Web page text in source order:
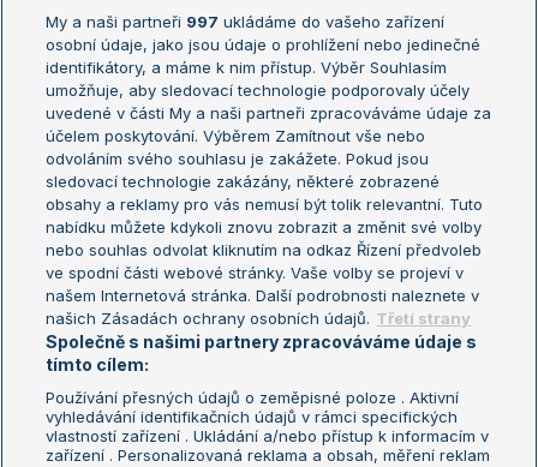
Žebříček ATP (muži)
Žebříček WTA (ženy)
Sázkařský žebříček
Australian Open
French Open
Wimbledon
US Open
Turnaj mistrů
Turnaj mistryň
Aktualní trendy
Fotbalové přestupy
Livesport Daily
LS Prague Open
Podmínky užití
Nastavení soukromí
GDPR a žurnalistika
Reklama
My a naši partneři 997 ukládáme do vašeho zařízení
osobní údaje, jako jsou údaje o prohlížení nebo jedinečné
identifikátory, a máme k nim přístup. Výběr Souhlasím
umožňuje, aby sledovací technologie podporovaly účely
uvedené v části My a naši partneři zpracováváme údaje za
účelem poskytování. Výběrem Zamítnout vše nebo
odvoláním svého souhlasu je zakážete. Pokud jsou
sledovací technologie zakázány, některé zobrazené
obsahy a reklamy pro vás nemusí být tolik relevantní. Tuto
nabídku můžete kdykoli znovu zobrazit a změnit své volby
nebo souhlas odvolat kliknutím na odkaz Řízení předvoleb
ve spodní části webové stránky. Vaše volby se projeví v
našem Internetová stránka. Další podrobnosti naleznete v
našich Zásadách ochrany osobních údajů. Třetí strany
Společně s našimi partnery zpracováváme údaje s
tímto cílem:
Používání přesných údajů o zeměpisné poloze . Aktivní
vyhledávání identifikačních údajů v rámci specifických
vlastností zařízení . Ukládání a/nebo přístup k informacím v
zařízení . Personalizovaná reklama a obsah, měření reklam